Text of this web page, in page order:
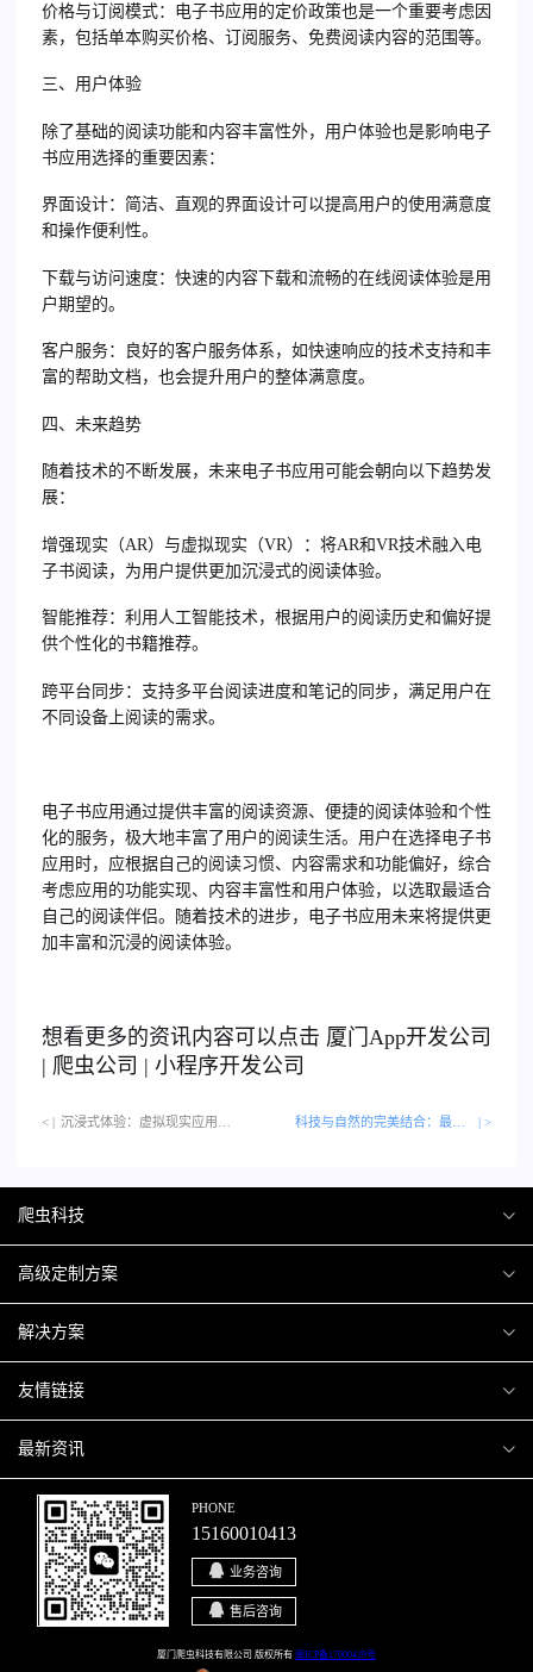
价格与订阅模式：电子书应用的定价政策也是一个重要考虑因
素，包括单本购买价格、订阅服务、免费阅读内容的范围等。
三、用户体验
除了基础的阅读功能和内容丰富性外，用户体验也是影响电子
书应用选择的重要因素：
界面设计：简洁、直观的界面设计可以提高用户的使用满意度
和操作便利性。
下载与访问速度：快速的内容下载和流畅的在线阅读体验是用
户期望的。
客户服务：良好的客户服务体系，如快速响应的技术支持和丰
富的帮助文档，也会提升用户的整体满意度。
四、未来趋势
随着技术的不断发展，未来电子书应用可能会朝向以下趋势发
展：
增强现实（AR）与虚拟现实（VR）：将AR和VR技术融入电
子书阅读，为用户提供更加沉浸式的阅读体验。
智能推荐：利用人工智能技术，根据用户的阅读历史和偏好提
供个性化的书籍推荐。
跨平台同步：支持多平台阅读进度和笔记的同步，满足用户在
不同设备上阅读的需求。
电子书应用通过提供丰富的阅读资源、便捷的阅读体验和个性
化的服务，极大地丰富了用户的阅读生活。用户在选择电子书
应用时，应根据自己的阅读习惯、内容需求和功能偏好，综合
考虑应用的功能实现、内容丰富性和用户体验，以选取最适合
自己的阅读伴侣。随着技术的进步，电子书应用未来将提供更
加丰富和沉浸的阅读体验。
想看更多的资讯内容可以点击 厦门 App开发公司
| 爬虫公司 | 小程序开发公司
< | | >
爬虫科技
爬虫案例
关于爬虫
高级定制方案
H5互动营销
微信小程序
移动APP
解决方案
商城解决方案
商城会员积分商城解决方案
网站解决方案
智慧校园解决方案
智慧停车解决方案
友情链接
厦门小程序开发
厦门APP开发
厦门微商城开发
博客园
最新资讯
行业资讯
爬虫动态
PHONE
15160010413
业务咨询
售后咨询
厦门爬虫科技有限公司 版权所有 闽ICP备17000429号